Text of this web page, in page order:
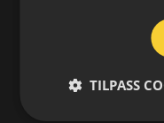
TILPASS